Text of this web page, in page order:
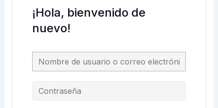
¡Hola, bienvenido de
nuevo!